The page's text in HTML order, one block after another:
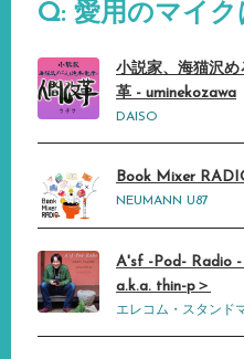
Q: 愛用のマイク
小説家、海猫沢
革 - uminekozawa
DAISO
Book Mixer
NEUMANN U87
A'sf -Pod- Radio -
a.k.a. thin-p＞
エレコム・スタンド